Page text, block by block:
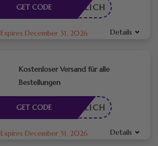
RDERLICH
GET CODE
Expires December 31, 2026 Details
Kostenloser Versand für alle
Bestellungen
RDERLICH
GET CODE
Expires December 31, 2026 Details